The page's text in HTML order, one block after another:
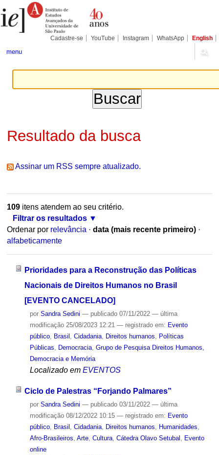
para
conteúdo.
Pessoais
Cadastre-se YouTube Instagram WhatsApp English
menu
Resultado da busca
Assinar um RSS sempre atualizado.
109itens atendem ao seu critério.
Filtrar os resultados
Ordenar por relevância · data (mais recente primeiro) ·
alfabeticamente
Prioridades para a Reconstrução das Políticas
Nacionais de Direitos Humanos no Brasil
[EVENTO CANCELADO]
por Sandra Sedini — publicado07/11/2022 — última
modificação25/08/2023 12:21 — registrado em: Evento
público, Brasil Cidadania, Direitos humanos
Políticas
Públicas
Democracia, Grupo de Pesquisa Direitos Humanos,
Democracia e Memória
Localizado em EVENTOS
Ciclo de Palestras “Forjando Palmares”
por Sandra Sedini — publicado03/11/2022 — última
modificação08/12/2022 10:15 — registrado em: Evento
público, Brasil Cidadania, Direitos humanos Humanidades
Afro-Brasileiros Arte, Cultura, Cátedra Olavo Setubal
Evento
online